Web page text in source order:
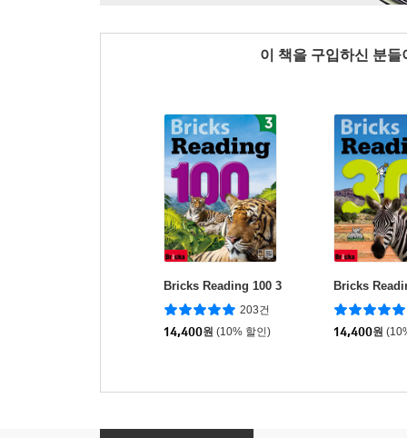
이 책을 구입하신 분
Bricks Reading 100 3
203건
14,400원 (10% 할인)
Bricks
14,400원